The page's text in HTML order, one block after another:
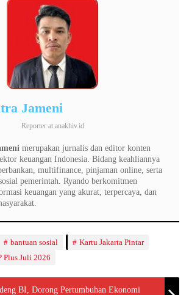
Jameni
Reporter at anakhiv.id
merupakan jurnalis dan editor konten
keuangan Indonesia. Bidang keahliannya
multifinance, pinjaman online, serta
pemerintah. Ryando berkomitmen
keuangan yang akurat, terpercaya, dan
bantuan sosial
Kartu Jakarta Pintar
Plus Juli 2026
BI, Dorong Pertumbuhan Ekonomi